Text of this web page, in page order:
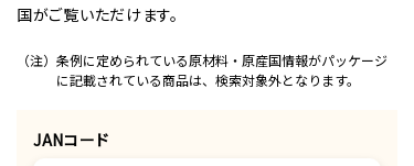
国がご覧いただけます。
（注）条例に定められている原材料・原産国情報がパッケージ
に記載されている商品は、検索対象外となります。
JANコード